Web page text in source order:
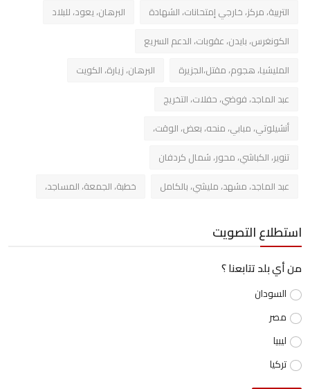
التربية، مركز، خارجي إمتحانات، الشهادة
البرهان، يعود، للبلاد
الكونغرس، بايدن، عقوبات، الدعم السريع
المليشيا، هجوم، مقتل،الجزيرة
البرهان، زيارة، الكويت
عبد الماجد، فوضي، حفلات، التخريج
أنشيلوتي، مبابي، منحه، بعض، الوقت،
تنوير، الكباشي، محور، شمال كردفان
عبد الماجد، مشهد، مليشي، بالكامل
خطبة، الجمعة، المساجد،
استطلاع التصويت
من أي بلد تتابعنا ؟
السودان
مصر
ليبيا
تركيا